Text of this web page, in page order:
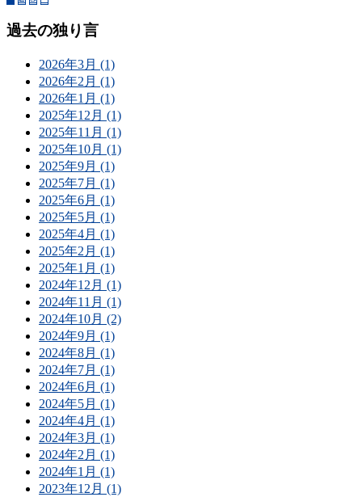
過去の独り言
2026年3月 (1)
2026年2月 (1)
2026年1月 (1)
2025年12月 (1)
2025年11月 (1)
2025年10月 (1)
2025年9月 (1)
2025年7月 (1)
2025年6月 (1)
2025年5月 (1)
2025年4月 (1)
2025年2月 (1)
2025年1月 (1)
2024年12月 (1)
2024年11月 (1)
2024年10月 (2)
2024年9月 (1)
2024年8月 (1)
2024年7月 (1)
2024年6月 (1)
2024年5月 (1)
2024年4月 (1)
2024年3月 (1)
2024年2月 (1)
2024年1月 (1)
2023年12月 (1)